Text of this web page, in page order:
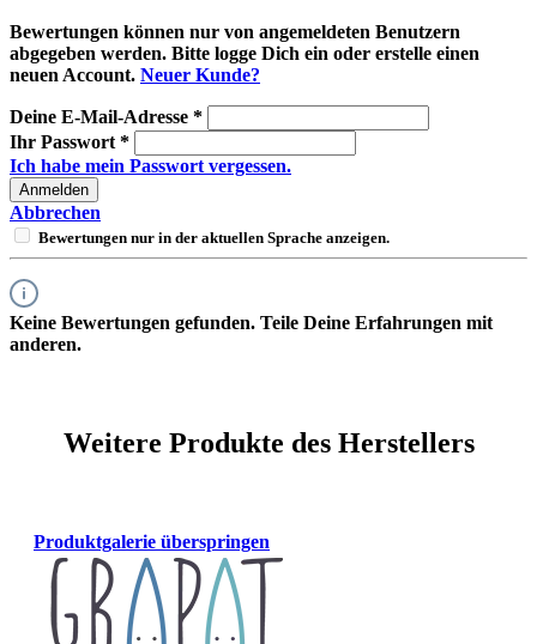
Bewertungen können nur von angemeldeten Benutzern
abgegeben werden. Bitte logge Dich ein oder erstelle einen
neuen Account. Neuer Kunde?
Deine E-Mail-Adresse *
Ihr Passwort *
Ich habe mein Passwort vergessen.
Anmelden
Abbrechen
Bewertungen nur in der aktuellen Sprache anzeigen.
Keine Bewertungen gefunden. Teile Deine Erfahrungen mit
anderen.
Weitere Produkte des Herstellers
Produktgalerie überspringen